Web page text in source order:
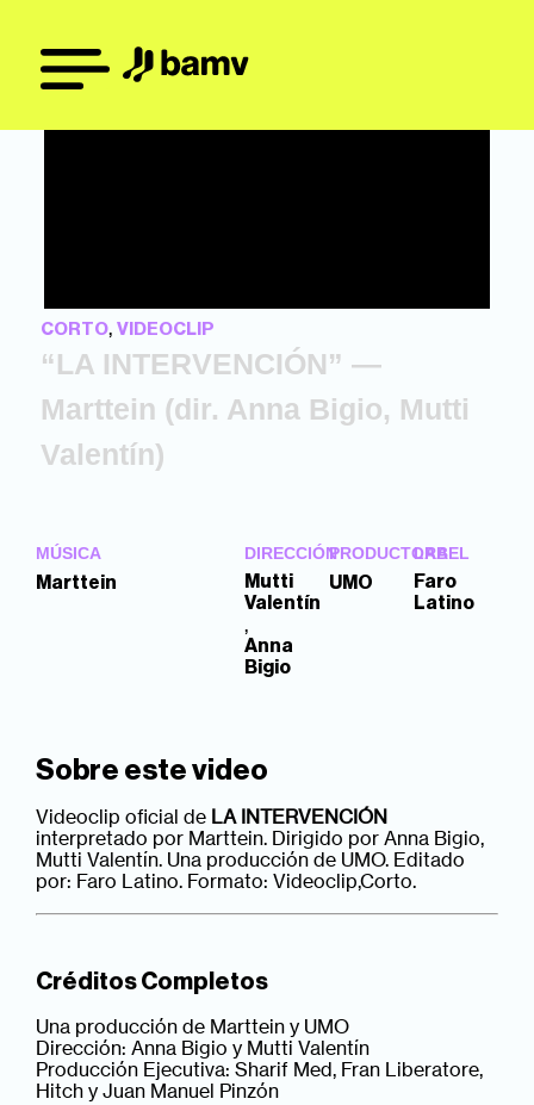
CORTO, VIDEOCLIP
“LA INTERVENCIÓN” —
Marttein (dir. Anna Bigio, Mutti
Valentín)
MÚSICA
Marttein
DIRECCIÓN
Mutti
Valentín
,
Anna
Bigio
PRODUCTORA
UMO
LABEL
Faro
Latino
Sobre este video
Videoclip oficial de LA INTERVENCIÓN
interpretado por Marttein. Dirigido por Anna Bigio,
Mutti Valentín. Una producción de UMO. Editado
por: Faro Latino. Formato: Videoclip,Corto.
Créditos Completos
Una producción de Marttein y UMO
Dirección: Anna Bigio y Mutti Valentín
Producción Ejecutiva: Sharif Med, Fran Liberatore,
Hitch y Juan Manuel Pinzón